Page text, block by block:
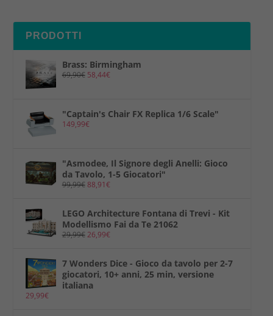
PRODOTTI
Brass: Birmingham
69,90€ 58,44€
"Captain's Chair FX Replica 1/6 Scale"
149,99€
"Asmodee, Il Signore degli Anelli: Gioco
da Tavolo, 1-5 Giocatori"
99,99€88,91€
LEGO Architecture Fontana di Trevi - Kit
Modellismo Fai da Te 21062
29,99€26,99€
7 Wonders Dice - Gioco da tavolo per 2-7
giocatori, 10+ anni, 25 min, versione
italiana
29,99€